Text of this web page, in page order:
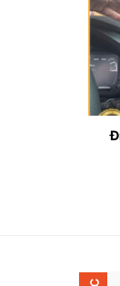
▶
✦
✦